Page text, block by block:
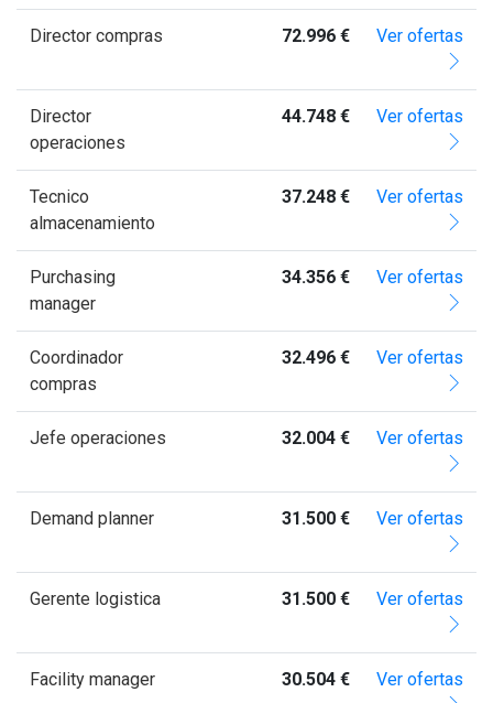
Director compras 72.996 € Ver ofertas
Director
operaciones
44.748 € Ver ofertas
Tecnico
almacenamiento
37.248 € Ver ofertas
Purchasing
manager
34.356 € Ver ofertas
Coordinador
compras
32.496 € Ver ofertas
Jefe operaciones 32.004 € Ver ofertas
Demand planner 31.500 € Ver ofertas
Gerente logistica 31.500 € Ver ofertas
Facility manager 30.504 € Ver ofertas